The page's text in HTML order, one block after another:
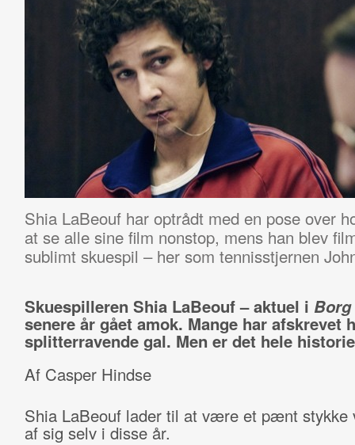
Shia LaBeouf har optrådt med en pose over
at se alle sine film nonstop, mens han blev
sublimt skuespil – her som tennisstjernen
Skuespilleren Shia LaBeouf – aktuel i Borg
senere år gået amok. Mange har afskrevet
splitterravende gal. Men er det hele
Af Casper Hindse
Shia LaBeouf lader til at være et pænt stykke
af sig selv i disse år.